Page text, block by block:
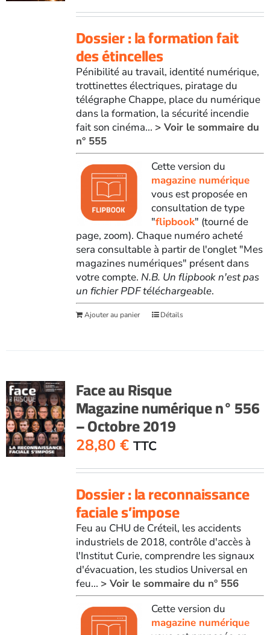
Dossier : la formation fait
des étincelles
Pénibilité au travail, identité numérique,
trottinettes électriques, piratage du
télégraphe Chappe, place du numérique
dans la formation, la sécurité incendie
fait son cinéma... > Voir le sommaire du
n° 555
Cette version du
magazine numérique
vous est proposée en
consultation de type
"flipbook" (tourné de
page, zoom). Chaque numéro acheté
sera consultable à partir de l'onglet "Mes
magazines numériques" présent dans
votre compte. N.B. Un flipbook n'est pas
un fichier PDF téléchargeable.
Ajouter au panier Détails
Face au Risque
Magazine numérique n° 556
– Octobre 2019
28,80 € TTC
Dossier : la reconnaissance
faciale s’impose
Feu au CHU de Créteil, les accidents
industriels de 2018, contrôle d'accès à
l'Institut Curie, comprendre les signaux
d'évacuation, les studios Universal en
feu... > Voir le sommaire du n° 556
Cette version du
magazine numérique